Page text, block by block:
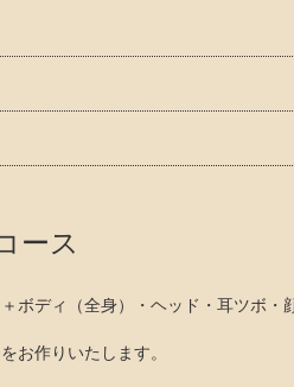
ース
ボディ（全身）・ヘッド・耳ツボ
お作りいたします。